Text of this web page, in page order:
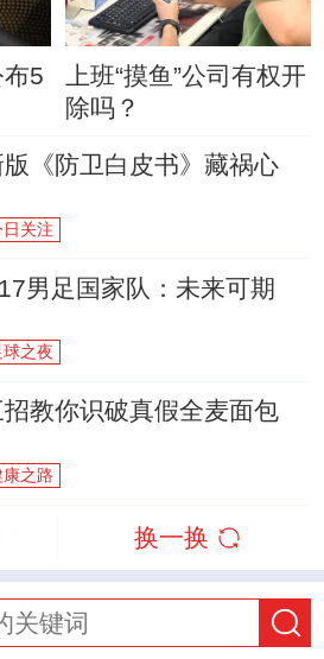
5
上班“摸鱼”公司有权开
除吗？
版《防卫白皮书》藏祸心
日关注
男足国家队：未来可期
球之夜
招教你识破真假全麦面包
康之路
换一换